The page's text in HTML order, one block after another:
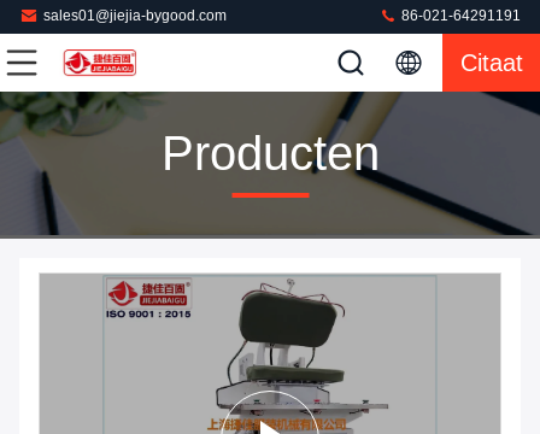
sales01@jiejia-bygood.com 86-021-64291191
Citaat
Producten